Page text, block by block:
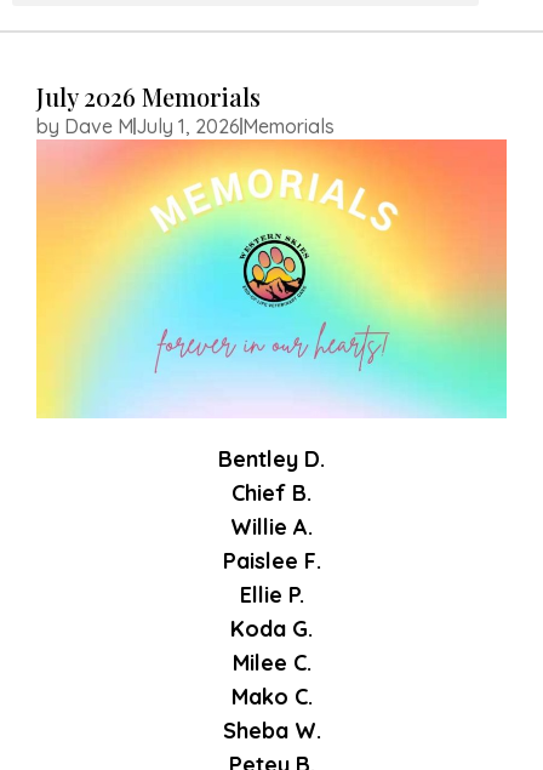
ABOUT US
SERVICES
RESOURCES
MEMORIALS
APPOINTMENT
REQUEST
July 2026 Memorials
by Dave M July 1, 2026 Memorials
Bentley D.
Chief B.
Willie A.
Paislee F.
Ellie P.
Koda G.
Milee C.
Mako C.
Sheba W.